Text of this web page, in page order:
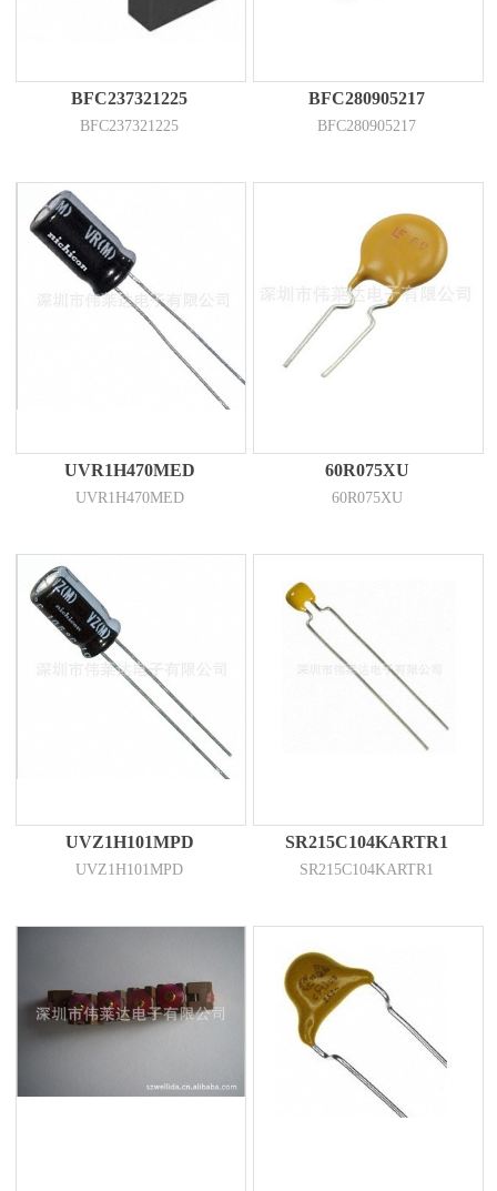
BFC237321225
BFC237321225
BFC280905217
BFC280905217
UVR1H470MED
UVR1H470MED
60R075XU
60R075XU
UVZ1H101MPD
UVZ1H101MPD
SR215C104KARTR1
SR215C104KARTR1